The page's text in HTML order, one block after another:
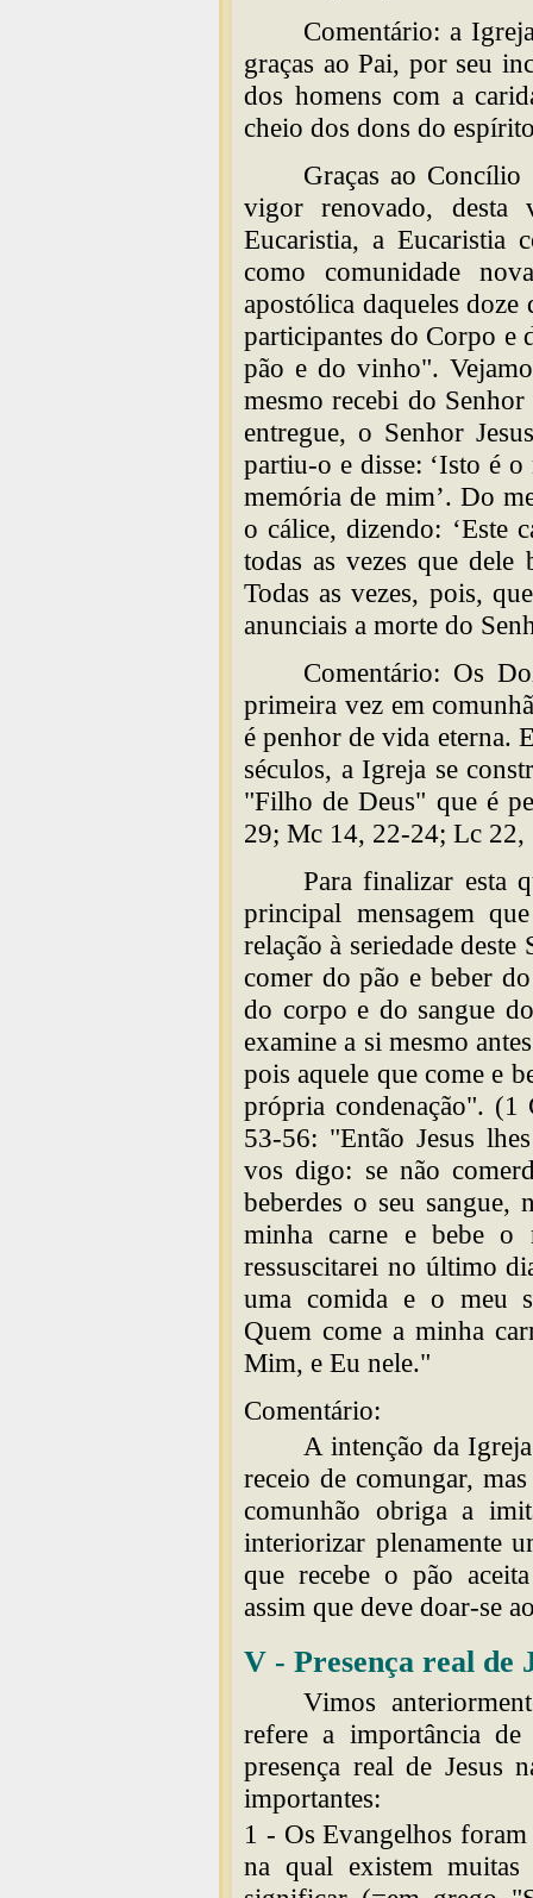
Comentário: a
graças ao Pai, por seu
dos homens com a
cheio dos dons do
Graças ao
vigor renovado, desta
Eucaristia, a
como comunidade
apostólica daqueles
participantes do Corpo e
pão e do vinho".
mesmo recebi do
entregue, o Senhor
partiu-o e disse: ‘Isto é
memória de mim’. Do
o cálice, dizendo: ‘Este
todas as vezes que dele
Todas as vezes, pois,
anunciais a morte do
Comentário: Os
primeira vez em
é penhor de vida eterna.
séculos, a Igreja se
"Filho de Deus" que é
29; Mc 14, 22-24; Lc 22,
Para finalizar esta
principal mensagem
relação à seriedade
comer do pão e beber
do corpo e do sangue
examine a si mesmo
pois aquele que come e
própria condenação".
53-56: "Então Jesus
vos digo: se não
beberdes o seu
minha carne e bebe o
ressuscitarei no último
uma comida e o meu
Quem come a minha
Mim, e Eu nele."
Comentário:
A intenção da
receio de comungar,
comunhão obriga a
interiorizar plenamente
que recebe o pão
assim que deve doar-se
V - Presença real de
Vimos
refere a importância
presença real de Jesus
importantes:
1 - Os Evangelhos
na qual existem muitas